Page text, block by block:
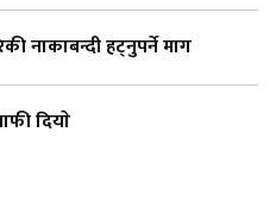
नाकाबन्दी हट्नुपर्ने माग
दियाे